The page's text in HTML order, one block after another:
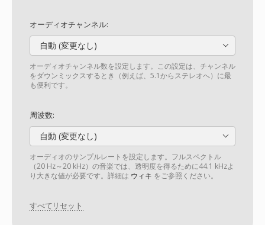
オーディオチャンネル:
自動 (変更なし)
オーディオチャンネル数を設定します。この設定は、チャンネル
をダウンミックスするとき（例えば、5.1からステレオへ）に最
も便利です。
周波数:
自動 (変更なし)
オーディオのサンプルレートを設定します。フルスペクトル
（20 Hz～20 kHz）の音楽では、透明度を得るために44.1 kHzよ
り大きな値が必要です。詳細は ウィキ をご参照ください。
すべてリセット